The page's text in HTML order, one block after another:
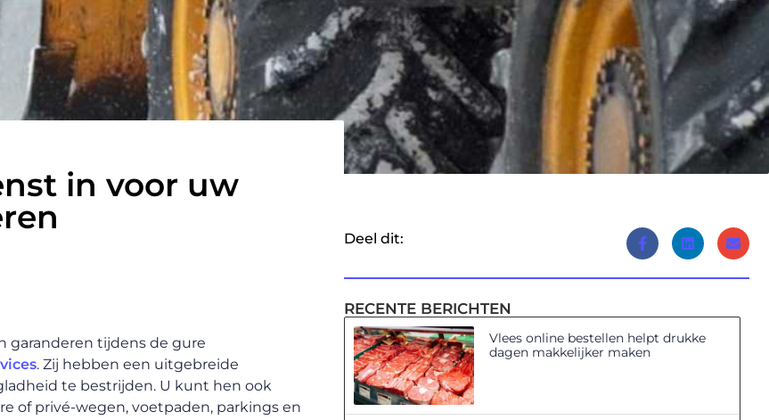
in voor uw
garanderen tijdens de gure
. Zij hebben een uitgebreide
te bestrijden. U kunt hen ook
of privé-wegen, voetpaden, parkings en
Deel dit:
RECENTE BERICHTEN
Vlees online bestellen helpt drukke
dagen makkelijker maken